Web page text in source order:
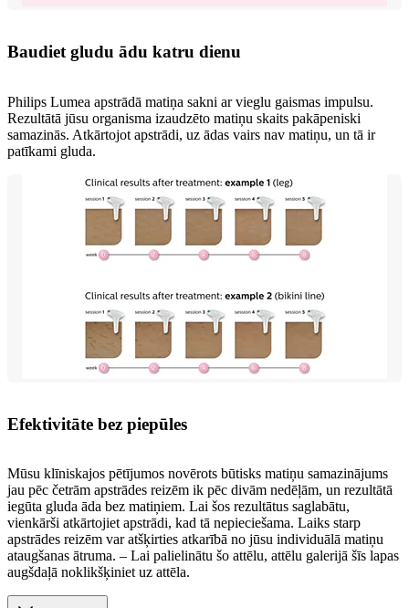
Baudiet gludu ādu katru dienu
Philips Lumea apstrādā matiņa sakni ar vieglu gaismas impulsu.
Rezultātā jūsu organisma izaudzēto matiņu skaits pakāpeniski
samazinās. Atkārtojot apstrādi, uz ādas vairs nav matiņu, un tā ir
patīkami gluda.
Efektivitāte bez piepūles
Mūsu klīniskajos pētījumos novērots būtisks matiņu samazinājums
jau pēc četrām apstrādes reizēm ik pēc divām nedēļām, un rezultātā
iegūta gluda āda bez matiņiem. Lai šos rezultātus saglabātu,
vienkārši atkārtojiet apstrādi, kad tā nepieciešama. Laiks starp
apstrādes reizēm var atšķirties atkarībā no jūsu individuālā matiņu
ataugšanas ātruma. – Lai palielinātu šo attēlu, attēlu galerijā šīs lapas
augšdaļā noklikšķiniet uz attēla.